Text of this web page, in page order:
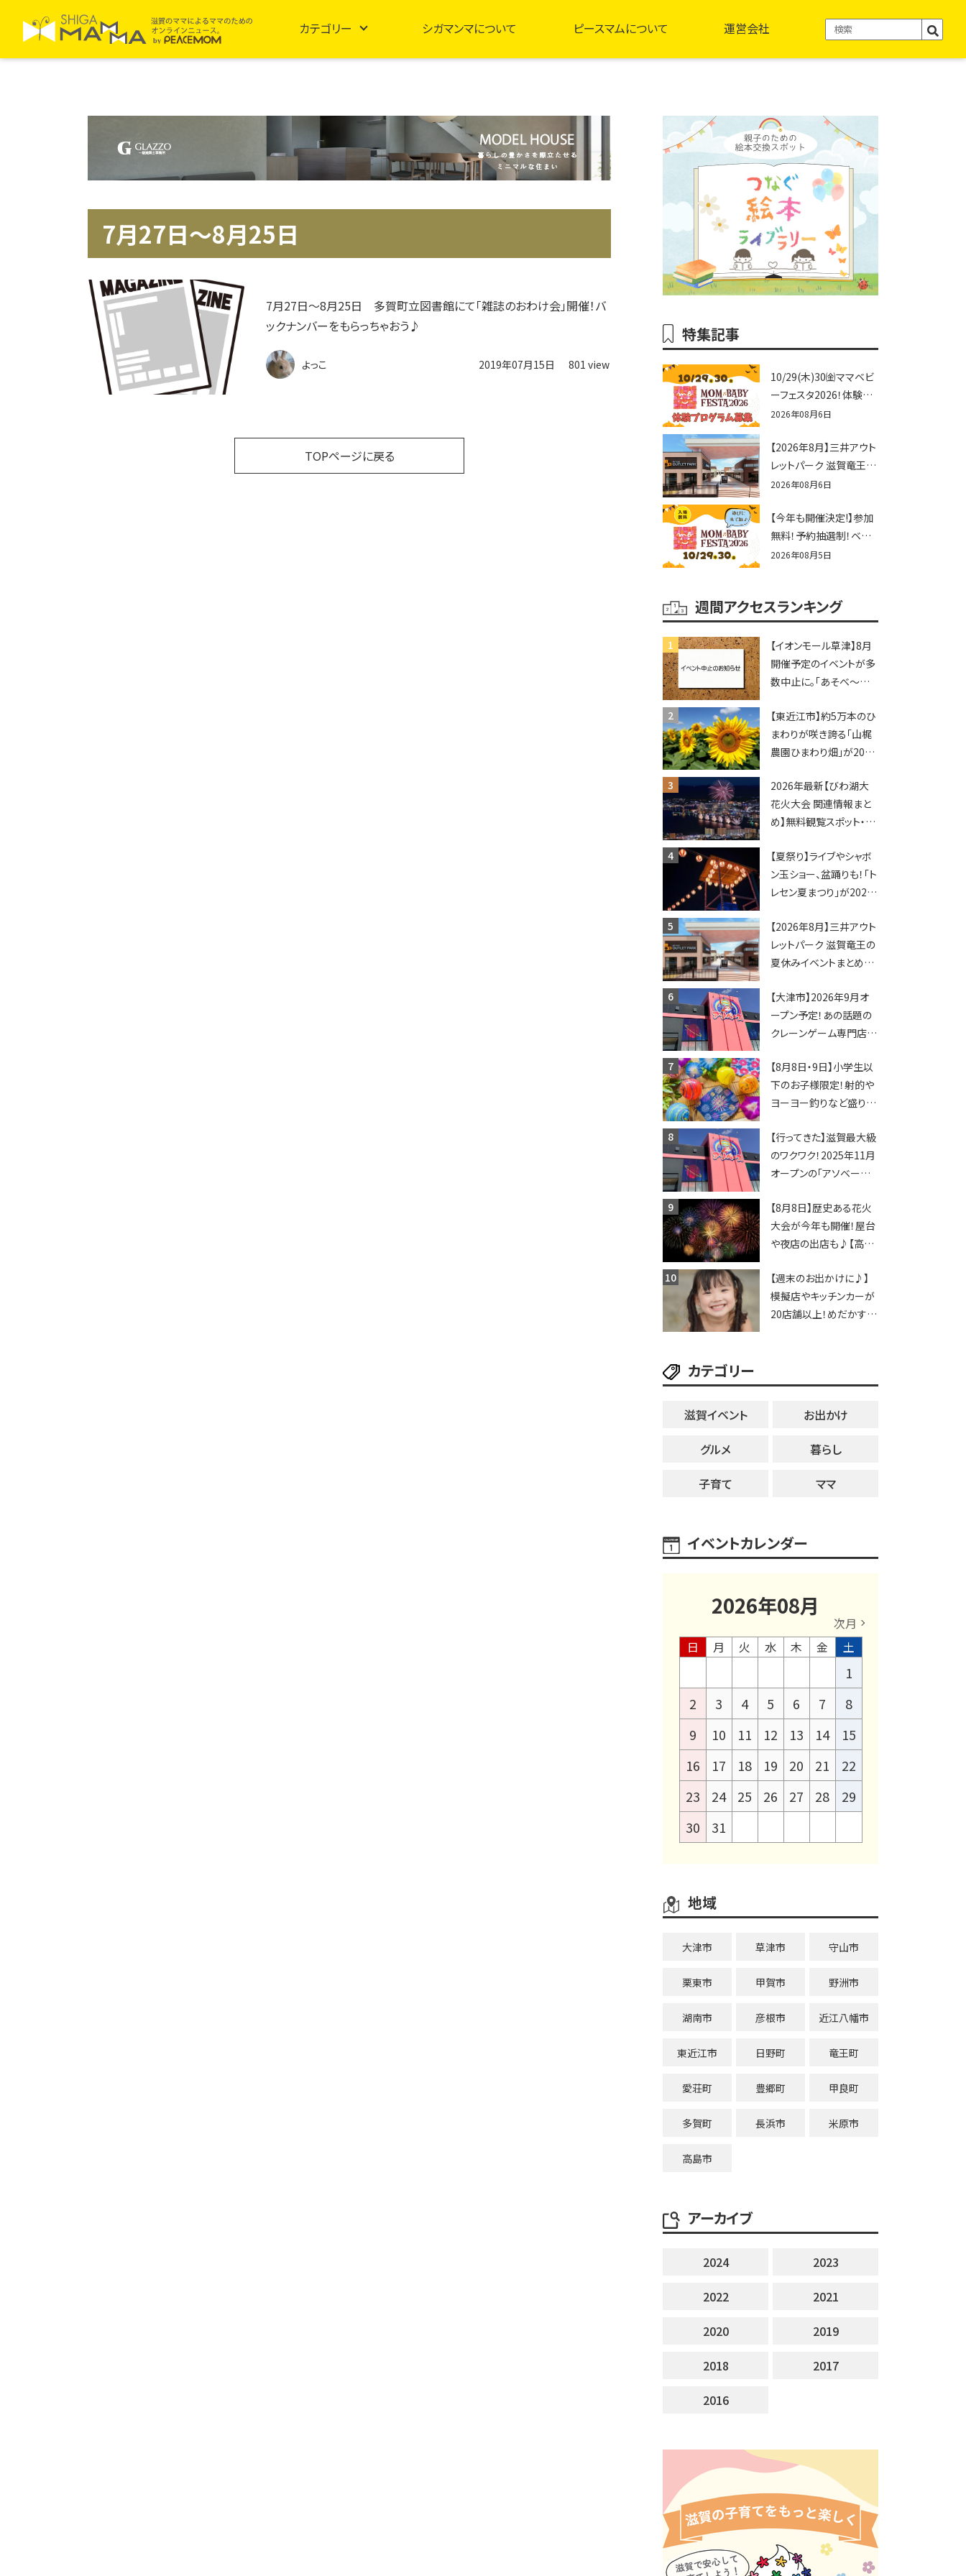
カテゴリー シガマンマについて ピースマムについて 運営会社
7月27日～8月25日
7月27日～8月25日 多賀町立図書館にて「雑誌のおわけ会」開催！バ
ックナンバーをもらっちゃおう♪
よっこ 2019年07月15日 801 view
TOPページに戻る
特集記事
10/29(木)30㈮ママベビ
ーフェスタ2026！体験プ
ログラム募集♪赤ちゃん
せんか？
2026年08月6日
【2026年8月】三井アウト
レットパーク 滋賀竜王の
夏休みイベントまとめ！
辛グルメ・フォトコンテス
トまで盛りだくさん！
2026年08月6日
【今年も開催決定!】参加
無料！予約抽選制！ベビ
ーファミリー必見☆入場
2026！親子で楽しもう
♪inピエリ守山
2026年08月5日
週間アクセスランキング
【イオンモール草津】8月
開催予定のイベントが多
数中止に。「あそべ〜る
ショーなど
【東近江市】約5万本のひ
まわりが咲き誇る「山梶
農園ひまわり畑」が2026
ポットやキッチンカーも
登場！何度も入園できる
フリーパスも販売★
2026年最新【びわ湖大
花火大会 関連情報まと
め】無料観覧スポット・同
ップ・交通規制に近隣施
設の駐車場情報なども
要チェック★
【夏祭り】ライブやシャボ
ン玉ショー、盆踊りも！「ト
レセン夏まつり」が2026
【2026年8月】三井アウト
レットパーク 滋賀竜王の
夏休みイベントまとめ！
辛グルメ・フォトコンテス
トまで盛りだくさん！
【大津市】2026年9月オ
ープン予定！あの話題の
クレーンゲーム専門店
ってくる！豊郷店に続く滋
賀2店舗目★
【8月8日・9日】小学生以
下のお子様限定！射的や
ヨーヨー釣りなど盛りだ
ちびっこ縁日開催♪【モリ
ーブ】
【行ってきた】滋賀最大級
のワクワク！2025年11月
オープンの「アソベース
レーンゲームで青果や日
用品までゲットできる新
スポット！
【8月8日】歴史ある花火
大会が今年も開催！屋台
や夜店の出店も♪【高宮
【週末のお出かけに♪】
模擬店やキッチンカーが
20店舗以上！めだかすく
祭り】
カテゴリー
滋賀イベント
お出かけ
グルメ
暮らし
子育て
ママ
イベントカレンダー
2026年08月
次月
日
月 火 水 木 金 土
1
2
3 4 5 6 7
8
9
10 11 12 13 14
15
16
17 18 19 20 21
22
23
24 25 26 27 28
29
30
31
地域
大津市 草津市 守山市
栗東市 甲賀市 野洲市
湖南市 彦根市 近江八幡市
東近江市 日野町 竜王町
愛荘町 豊郷町 甲良町
多賀町 長浜市 米原市
高島市
アーカイブ
2024
2023
2022
2021
2020
2019
2018
2017
2016